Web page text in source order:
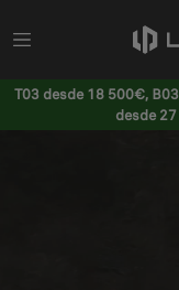
T03 desde 18 500€,
desde